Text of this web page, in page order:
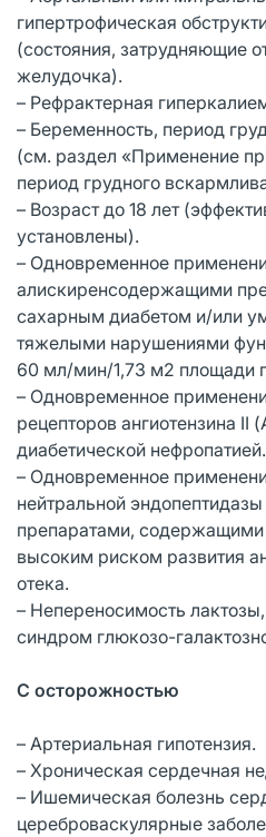
гипертрофическая
(состояния, затрудняющие
желудочка).
– Рефрактерная
– Беременность, период
(см. раздел «Применение
период грудного
– Возраст до 18 лет
установлены).
– Одновременное
алискиренсодержащими
сахарным диабетом и/или
тяжелыми нарушениями
60 мл/мин/1,73 м2 площади
– Одновременное
рецепторов ангиотензина II
диабетической нефропатией.
– Одновременное
нейтральной
препаратами, содержащими
высоким риском развития
отека.
– Непереносимость
синдром глюкозо-
С осторожностью
– Артериальная гипотензия.
– Хроническая сердечная
– Ишемическая болезнь
цереброваскулярные